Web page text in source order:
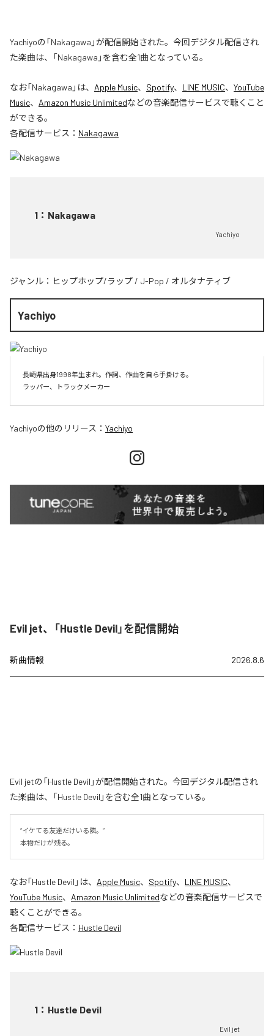
Yachiyoの「Nakagawa」が配信開始された。今回デジタル配信され
た楽曲は、「Nakagawa」を含む全1曲となっている。
なお「Nakagawa 」は、 Apple Music、 Spotify、 LINE MUSIC、 YouTube
Music、 Amazon Music Unlimitedなどの音楽配信サービスで聴くこと
ができる。
各配信サービス： Nakagawa
1 ： Nakagawa
Yachiyo
ジャンル： ヒップホップ/ラップ / J-Pop / オルタナティブ
Yachiyo
長崎県出身1998年生まれ。作詞、作曲を自ら手掛ける。
Yachiyoの他のリリース： Yachiyo
Evil jet、「Hustle Devil」を配信開始
新曲情報 2026.8.6
Evil jetの「Hustle Devil」が配信開始された。今回デジタル配信され
た楽曲は、「Hustle Devil」を含む全1曲となっている。
“イケてる友達だけいる隣。”
本物だけが残る。
なお「Hustle Devil 」は、 Apple Music、 Spotify、 LINE MUSIC、
YouTube Music、 Amazon Music Unlimitedなどの音楽配信サービスで
聴くことができる。
各配信サービス： Hustle Devil
1 ： Hustle Devil
Evil jet